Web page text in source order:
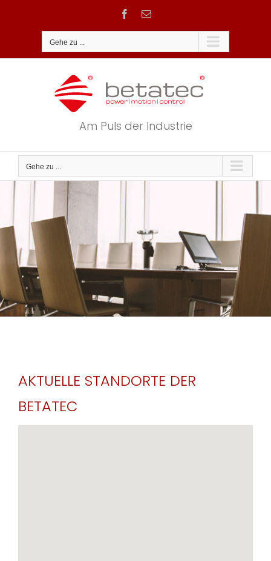
Facebook
E-
Gehe zu ...
Am Puls der Industrie
Gehe zu ...
AKTUELLE STANDORTE DER
BETATEC